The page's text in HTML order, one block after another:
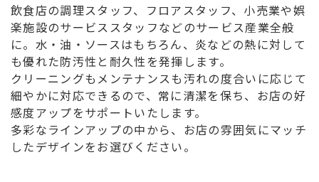
飲食店の調理スタッフ、フロアスタッフ、小売業や娯
楽施設のサービススタッフなどのサービス産業全般
に。水・油・ソースはもちろん、炎などの熱に対して
も優れた防汚性と耐久性を発揮します。
クリーニングもメンテナンスも汚れの度合いに応じて
細やかに対応できるので、常に清潔を保ち、お店の好
感度アップをサポートいたします。
多彩なラインアップの中から、お店の雰囲気にマッチ
したデザインをお選びください。